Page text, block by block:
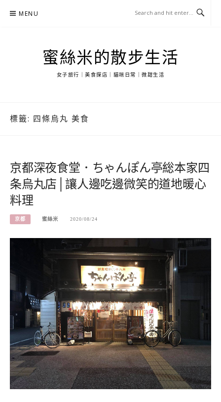
MENU
蜜絲米的散步生活
女子旅行｜美食探店｜貓咪日常｜微甜生活
標籤: 四條烏丸 美食
京都深夜食堂．ちゃんぽん亭総本家四
条烏丸店│讓人邊吃邊微笑的道地暖心
料理
京都 蜜絲米 2020/08/24